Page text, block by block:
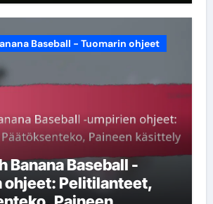
Baseball - Tuomarin ohjeet
Banana Baseball -
ohjeet: Pelitilanteet,